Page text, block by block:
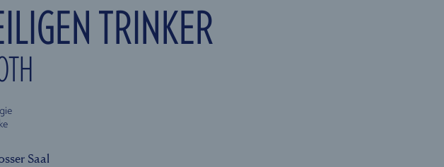
TRINKER
Saal